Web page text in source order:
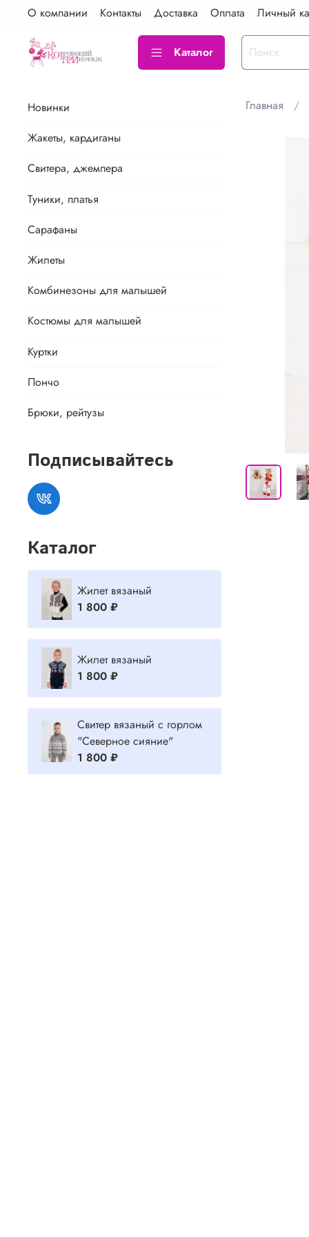
О компании Контакты Доставка Оплата Личный
Каталог
Главная
Новинки
Жакеты, кардиганы
Свитера, джемпера
Туники, платья
Сарафаны
Жилеты
Комбинезоны для малышей
Костюмы для малышей
Куртки
Пончо
Брюки, рейтузы
Подписывайтесь
Каталог
Жилет вязаный
1 800 ₽
Жилет вязаный
1 800 ₽
Свитер вязаный с горлом
"Северное сияние"
1 800 ₽